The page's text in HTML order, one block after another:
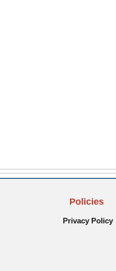
Policies
Privacy Policy